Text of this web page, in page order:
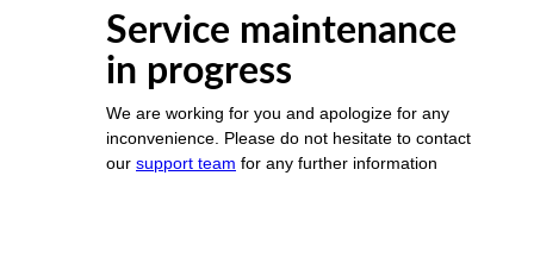
Service maintenance
in progress
We are working for you and apologize for any
inconvenience. Please do not hesitate to contact
our support team for any further information